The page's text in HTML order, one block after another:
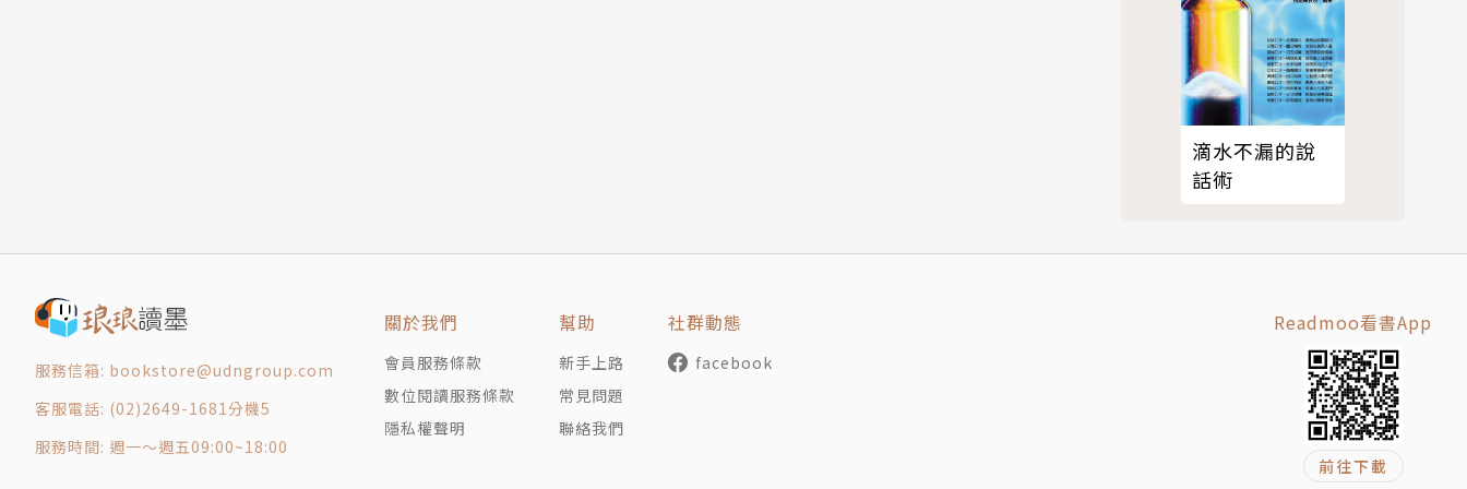
而是變成自己會真心喜歡的樣子。
不論做過還是錯過，都要用喜歡的自己努力去過，
直到有天回頭看，那一定是自己最不後悔的樣子。
──│掏心艾語錄 │──
▎「可以單純相信人，但別相信世上只有單純的人。」
你無法決定出生，但可以決定人生
過喜歡的生活之前，先學會做討厭的事
低潮不可怕，可怕的是你因此失去方向
就算這世界背叛了你，努力不會背叛你
你明明有機會發光，卻擔心旁人異樣的眼光
滴水不漏的說
話術
服務信箱: bookstore@udngroup.com
客服電話: (02)2649-1681分機5
服務時間: 週一～週五09:00~18:00
關於我們
會員服務條款
數位閱讀服務條款
隱私權聲明
幫助
新手上路
常見問題
聯絡我們
社群動態
facebook
Readmoo看書App
前往下載